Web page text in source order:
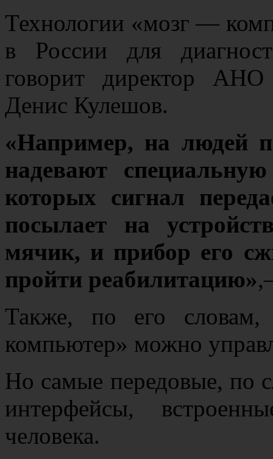
Технологии «мозг —
в России для
говорит директор АНО
Денис Кулешов.
«Например, на людей
надевают
которых сигнал
посылает на
мячик, и прибор его
пройти реабилитацию»
Также, по его
компьютер» можно
Но самые передовые, по
интерфейсы,
человека.